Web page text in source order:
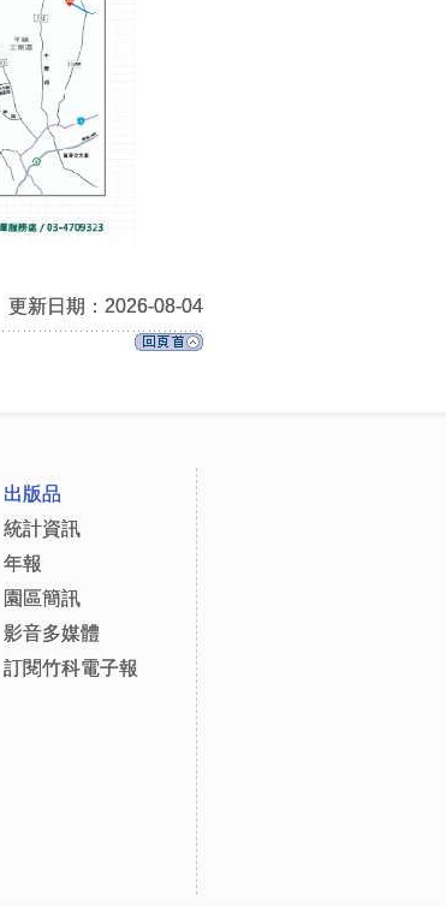
更新日期：2026-08-04
出版品
統計資訊
年報
園區簡訊
影音多媒體
訂閱竹科電子報